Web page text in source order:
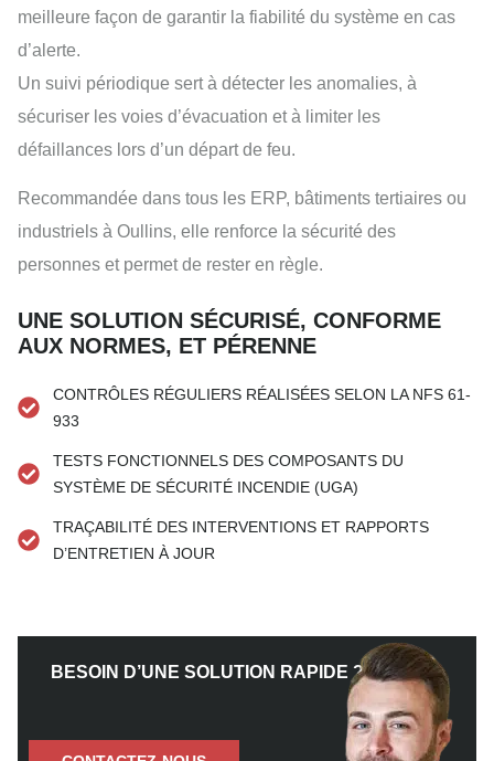
meilleure façon de garantir la fiabilité du système en cas
d’alerte.
Un suivi périodique sert à détecter les anomalies, à
sécuriser les voies d’évacuation et à limiter les
défaillances lors d’un départ de feu.
Recommandée dans tous les ERP, bâtiments tertiaires ou
industriels à Oullins, elle renforce la sécurité des
personnes et permet de rester en règle.
UNE SOLUTION SÉCURISÉ, CONFORME
AUX NORMES, ET PÉRENNE
CONTRÔLES RÉGULIERS RÉALISÉES SELON LA NFS 61-
933
TESTS FONCTIONNELS DES COMPOSANTS DU
SYSTÈME DE SÉCURITÉ INCENDIE (UGA)
TRAÇABILITÉ DES INTERVENTIONS ET RAPPORTS
D’ENTRETIEN À JOUR
BESOIN D’UNE SOLUTION RAPIDE ?